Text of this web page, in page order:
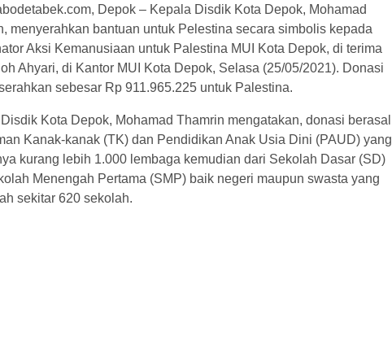
Depok – Kepala Disdik Kota Depok, Mohamad
menyerahkan bantuan untuk Pelestina secara simbolis kepada
Aksi Kemanusiaan untuk Palestina MUI Kota Depok, di terima
Ahyari, di Kantor MUI Kota Depok, Selasa (25/05/2021). Donasi
sebesar Rp 911.965.225 untuk Palestina.
Kota Depok, Mohamad Thamrin mengatakan, donasi berasal
Kanak-kanak (TK) dan Pendidikan Anak Usia Dini (PAUD) yang
kurang lebih 1.000 lembaga kemudian dari Sekolah Dasar (SD)
Menengah Pertama (SMP) baik negeri maupun swasta yang
sekitar 620 sekolah.